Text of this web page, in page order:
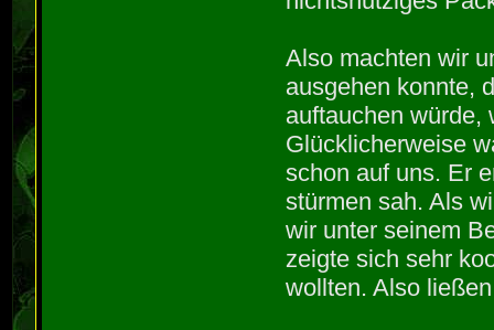
Also machten wir
ausgehen konnte,
auftauchen würde,
Glücklicherweise
schon auf uns. Er
stürmen sah. Als
wir unter seinem
zeigte sich sehr
wollten. Also